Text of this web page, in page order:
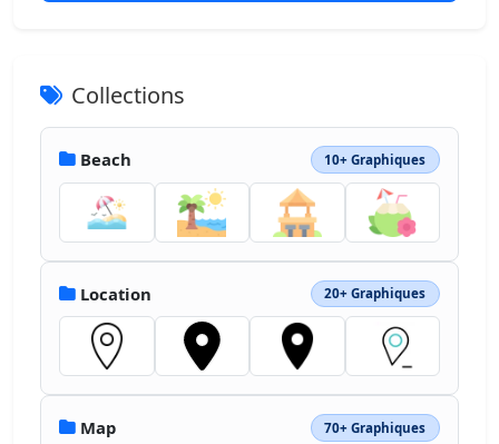
Collections
Beach 10+ Graphiques
Location 20+ Graphiques
Map 70+ Graphiques